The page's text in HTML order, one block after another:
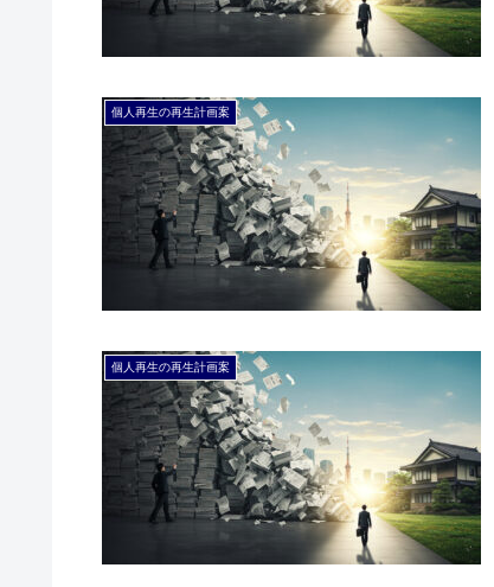
個人再生の再生計画案
個人再生の再生計画案